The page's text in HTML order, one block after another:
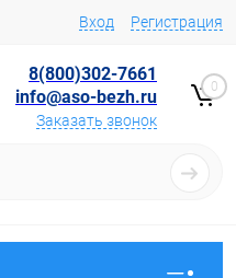
Вход Регистрация
8(800)302-7661
info@aso-bezh.ru
Заказать звонок
0